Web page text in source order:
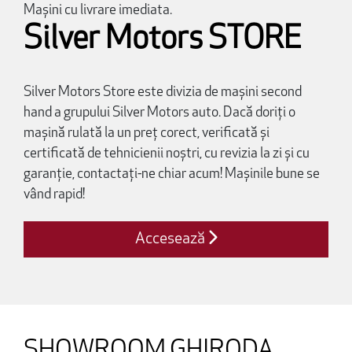
Mașini cu livrare imediata.
Silver Motors STORE
Silver Motors Store este divizia de mașini second
hand a grupului Silver Motors auto. Dacă doriți o
mașină rulată la un preț corect, verificată și
certificată de tehnicienii noștri, cu revizia la zi și cu
garanție, contactați-ne chiar acum! Mașinile bune se
vând rapid!
Accesează